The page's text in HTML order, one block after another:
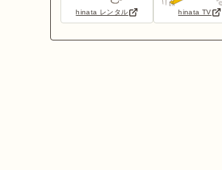
hinata レンタル hinata TV